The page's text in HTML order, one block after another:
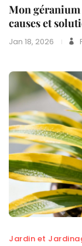
Mon géranium
causes et
Jan 18, 2026
Jardin et